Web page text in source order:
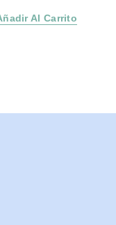
Al Carrito